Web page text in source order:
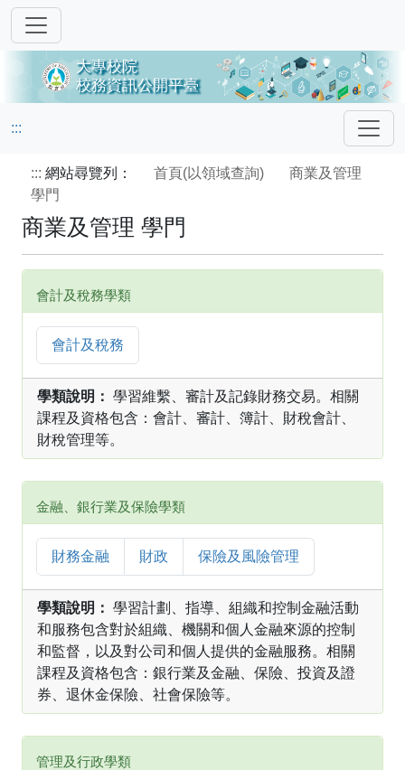
:::
::: 網站尋覽列： 首頁(以領域查詢)
商業及管理
學門
商業及管理 學門
會計及稅務學類
會計及稅務
學類說明： 學習維繫、審計及記錄財務交易。相關
課程及資格包含：會計、審計、簿計、財稅會計、
財稅管理等。
金融、銀行業及保險學類
財務金融 財政 保險及風險管理
學類說明： 學習計劃、指導、組織和控制金融活動
和服務包含對於組織、機關和個人金融來源的控制
和監督，以及對公司和個人提供的金融服務。相關
課程及資格包含：銀行業及金融、保險、投資及證
券、退休金保險、社會保險等。
管理及行政學類